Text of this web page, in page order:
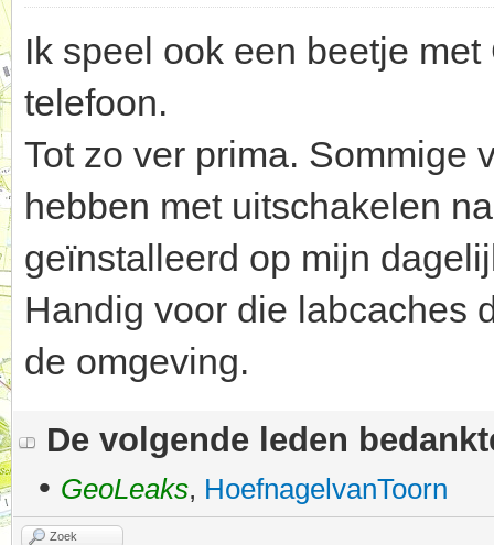
Ik speel ook een beetje
telefoon.
Tot zo ver prima. Sommige
hebben met uitschakelen
geïnstalleerd op mijn
Handig voor die labcaches
de omgeving.
De volgende leden
• GeoLeaks, HoefnagelvanToorn
Zoek